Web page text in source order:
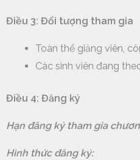
Điều 3: Đối tượng tham gia
Toàn thể giảng viên,
Các sinh viên đang
Điều 4: Đăng ký
Hạn đăng ký tham gia
Hình thức đăng ký: